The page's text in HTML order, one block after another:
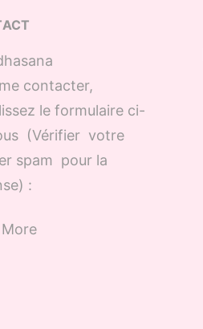
contacter,
le formulaire ci-
(Vérifier votre
spam pour la
: